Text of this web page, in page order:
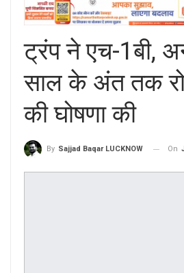
ट्रंप ने एच-1बी,
साल के अंत तक
की घोषणा की
By Sajjad Baqar LUCKNOW On